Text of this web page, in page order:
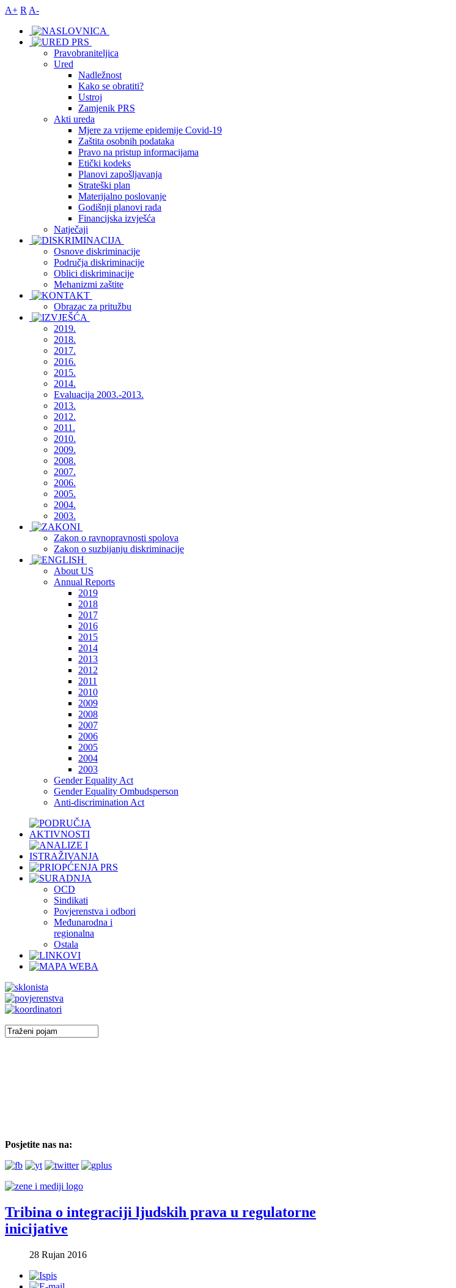
A+ R A-
Pravobraniteljica
Ured
Nadležnost
Kako se obratiti?
Ustroj
Zamjenik PRS
Akti ureda
Mjere za vrijeme epidemije Covid-19
Zaštita osobnih podataka
Pravo na pristup informacijama
Etički kodeks
Planovi zapošljavanja
Strateški plan
Materijalno poslovanje
Godišnji planovi rada
Financijska izvješća
Natječaji
Osnove diskriminacije
Područja diskriminacije
Oblici diskriminacije
Mehanizmi zaštite
Obrazac za pritužbu
2019.
2018.
2017.
2016.
2015.
2014.
Evaluacija 2003.-2013.
2013.
2012.
2011.
2010.
2009.
2008.
2007.
2006.
2005.
2004.
2003.
Zakon o ravnopravnosti spolova
Zakon o suzbijanju diskriminacije
About US
Annual Reports
2019
2018
2017
2016
2015
2014
2013
2012
2011
2010
2009
2008
2007
2006
2005
2004
2003
Gender Equality Act
Gender Equality Ombudsperson
Anti-discrimination Act
OCD
Sindikati
Povjerenstva i odbori
Međunarodna i
regionalna
Ostala
Posjetite nas na:
Tribina o integraciji ljudskih prava u regulatorne
inicijative
28 Rujan 2016